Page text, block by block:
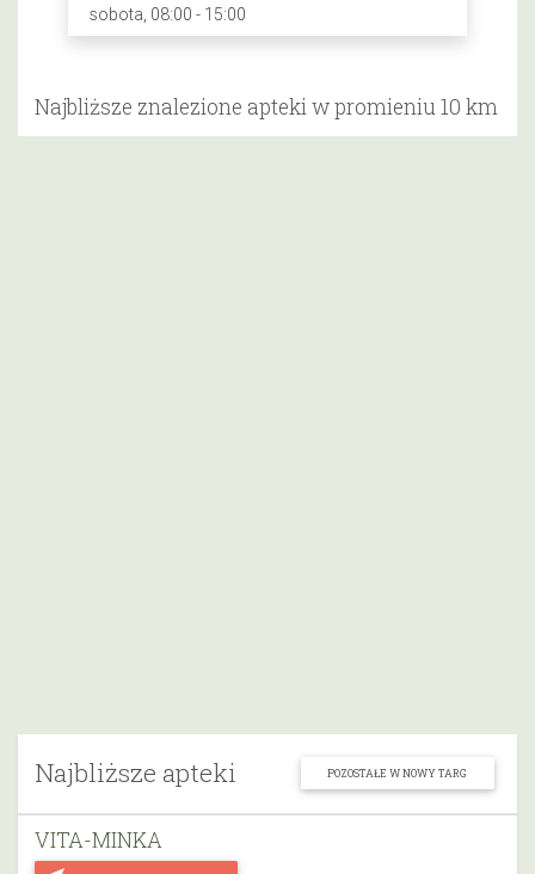
Najbliższe apteki POZOSTAŁE W NOWY TARG
VITA-MINKA
sobota, 08:00 - 15:00
Najbliższe znalezione apteki w promieniu 10 km